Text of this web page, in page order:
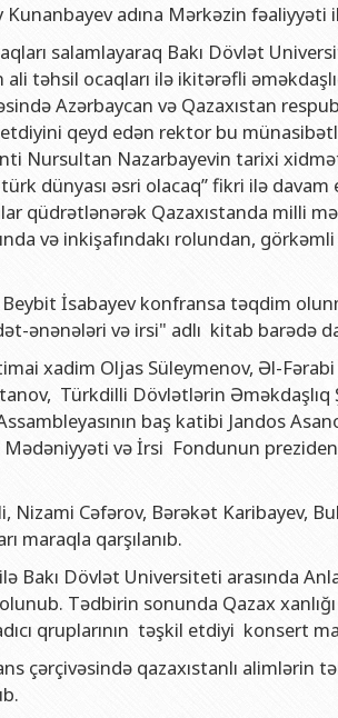
siyasəti şöbəsi
şöbəsivə iqtisadiyyat fakültəsi
menecmenti fakültəsi
psixologiya fakültəsi
Respublikasının Elm və Təhsil
Respublikasının Elm və Təhsil
Respublikasının Elm və Təhsil
Respublikasının Elm və Təhsil
adına Mərkəzin fəaliyyəti
salamlayaraq Bakı Dövlət
təhsil ocaqları ilə ikitərəfli
Azərbaycan və Qazaxıstan
qeyd edən rektor bu
Nursultan Nazarbayevin tarixi
türk dünyası əsri olacaq” fikri ilə
qüdrətlənərək Qazaxıstanda milli
və inkişafındakı rolundan, görkəmli
Beybit İsabayev konfransa təqdim
ənənələri və irsi" adlı kitab barədə
xadim Oljas Süleymenov, Əl-Fərabi
Türkdilli Dövlətlərin Əməkdaşlıq
baş katibi Jandos
Mədəniyyəti və İrsi Fondunun
Nizami Cəfərov, Bərəkət Karibayev,
maraqla qarşılanıb.
Bakı Dövlət Universiteti arasında
Tədbirin sonunda Qazax
qruplarının təşkil etdiyi konsert
çərçivəsində qazaxıstanlı alimlərin